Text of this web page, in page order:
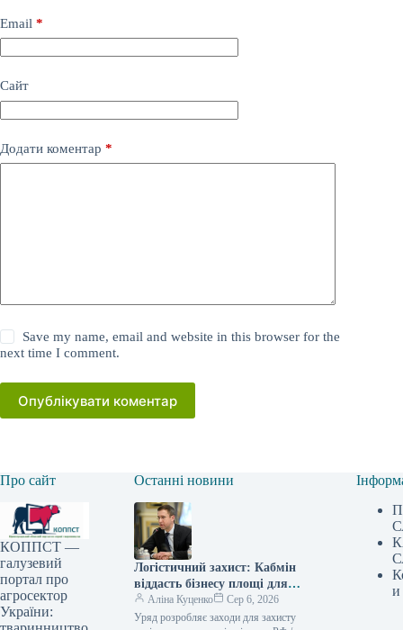
Email *
Сайт
Додати коментар *
Save my name, email and website in this browser for the
next time I comment.
Опублікувати коментар
Про сайт
КОППСТ —
галузевий
портал про
агросектор
України:
Останні новини
Логістичний захист: Кабмін
віддасть бізнесу площі для
зберігання
Аліна Куценко
Сер 6, 2026
Уряд розробляє заходи для захисту
и